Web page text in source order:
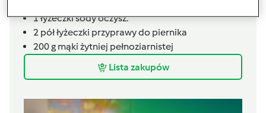
1łyżeczki sody oczysz.
2 pół łyżeczki przyprawy do piernika
200g mąki żytniej pełnoziarnistej
Lista zakupów